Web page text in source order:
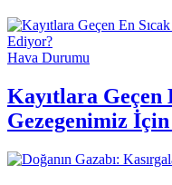
Hava Durumu
Kayıtlara Geçen
Gezegenimiz